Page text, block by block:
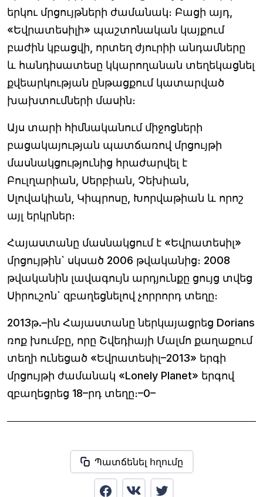
երկու մրցույթների ժամանակ։ Բացի այդ,
«Եվրատեսիլի» պաշտոնական կայքում
բաժին կբացվի, որտեղ ժյուրիի անդամները
և հանդիսատեսը կկարողանան տեղեկացնել
քվեարկության ընթացքում կատարված
խախտումների մասին։
Այս տարի հիմնականում միջոցների
բացակայության պատճառով մրցույթի
մասնակցությունից հրաժարվել է
Բուլղարիան, Սերբիան, Չեխիան,
Սլովակիան, Կիպրոսը, Խորվաթիան և որոշ
այլ երկրներ։
Հայաստանը մասնակցում է «Եվրատեսիլ»
մրցույթին` սկսած 2006 թվականից։ 2008
թվականին լավագույն արդյունքը ցույց տվեց
Սիրուշոն` զբաղեցնելով չորրորդ տեղը։
2013թ.–ին Հայաստանը ներկայացրեց Dorians
ռոք խումբը, որը Շվեդիայի Մալմո քաղաքում
տեղի ունեցած «Եվրատեսիլ–2013» երգի
մրցույթի ժամանակ «Lonely Planet» երգով
զբաղեցրեց 18–րդ տեղը։–0–
Պատճենել հղումը